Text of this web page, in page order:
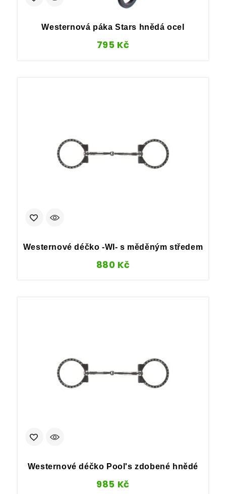
Westernová páka Stars hnědá ocel
795 Kč
Westernové déčko -WI- s měděným středem
880 Kč
Westernové déčko Pool's zdobené hnědé
985 Kč